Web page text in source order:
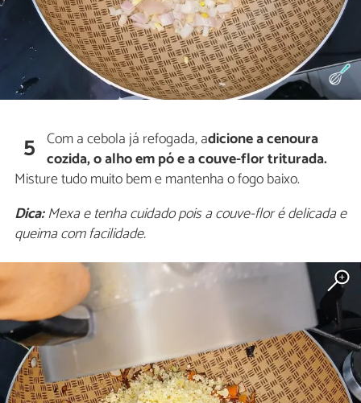
5 Com a cebola já refogada, adicione a cenoura
cozida, o alho em pó e a couve-flor triturada.
Misture tudo muito bem e mantenha o fogo baixo.
Dica:Mexa e tenha cuidado pois a couve-flor é delicada e
queima com facilidade.